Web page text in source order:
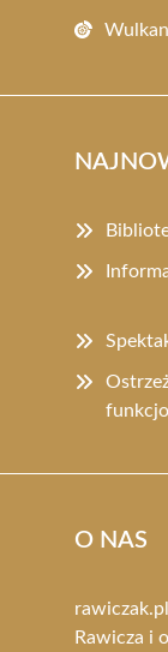
O NAS
Rawicza i